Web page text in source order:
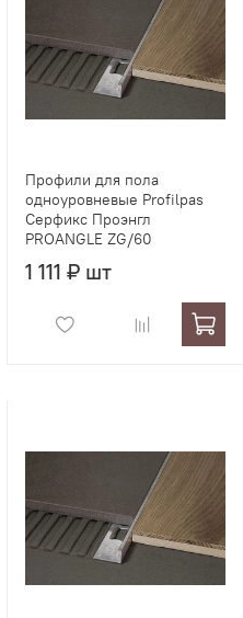
Профили для пола
одноуровневые Profilpas
Серфикс Проэнгл
PROANGLE ZG/60
1 111 ₽ шт